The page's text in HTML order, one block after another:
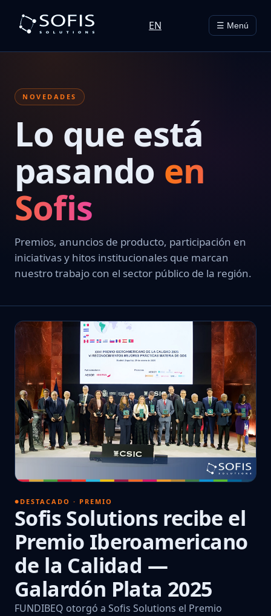
EN ☰ Menú
NOVEDADES
Lo que está
pasando en
Sofis
Premios, anuncios de producto, participación en
iniciativas y hitos institucionales que marcan
nuestro trabajo con el sector público de la región.
DESTACADO · PREMIO
Sofis Solutions recibe el
Premio Iberoamericano
de la Calidad —
Galardón Plata 2025
FUNDIBEQ otorgó a Sofis Solutions el Premio